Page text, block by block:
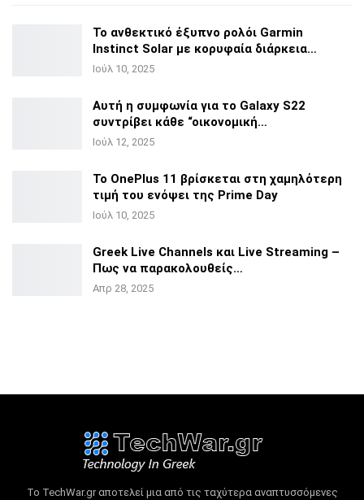
Το ανθεκτικό έξυπνο ρολόι Garmin
Instinct Solar με κορυφαία διάρκεια…
Ιούλ 10, 2025
Αυτή η συμφωνία για το Galaxy S22
συντρίβει κάθε “οικονομική…
Ιούλ 12, 2025
Το OnePlus 11 βρίσκεται στη χαμηλότερη
τιμή του ενόψει της Prime Day
Ιούλ 10, 2025
Greek Live Channels και Live Streaming –
Πως να παρακολουθείς…
Απρ 28, 2025
Το TechWar.gr αποτελεί μια από τις ταχύτερα αναπτυσσόμενες